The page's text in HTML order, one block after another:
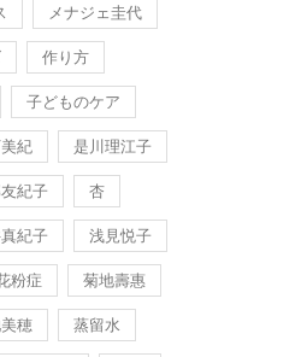
メナジェ圭代
作り方
子どものケア
紀 是川理江子
紀子 杏
紀子 浅見悦子
粉症 菊地壽惠
穂 蒸留水